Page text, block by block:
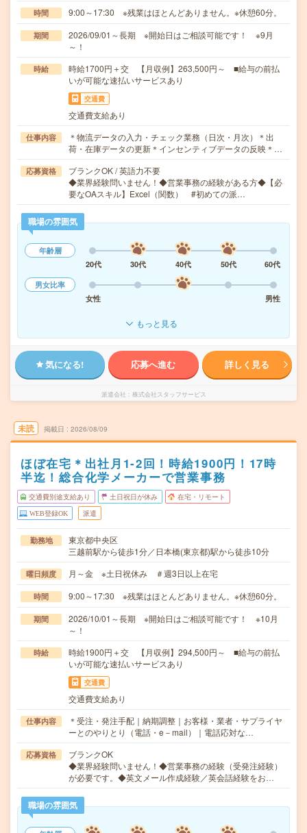
時間 9:00～17:30 ※残業はほとんどありません。※休憩60分。
期間
2026/09/01～長期 ※開始日はご相談可能です！ ※9月
～！
時給
時給1700円＋交 【月収例】263,500円～ ■給与の前払
いが可能な速払いサービスあり
交通費
交通費支給あり
仕事内容
＊物流データの入力・チェック業務（日次・月次）＊出
荷・在庫データの更新＊インセンティブデータの反映＊…
応募資格
ブランクOK / 英語力不要
◆業界経験問いません！◆営業事務の経験がある方◆【必
要なOAスキル】Excel（関数） #初めての派…
職場の雰囲気
年齢層
20代
30代 40代 50代
60代
男女比率
女性
男性
もっと見る
気になる! 応募へ進む 詳しく見る
派遣会社 株式会社スタッフサービス
未読 掲載日 2026/08/09
ほぼ在宅＊出社月1-2回！時給1900円！17時
半迄！総合化学メーカーで営業事務
交通費別途支給あり 土日祝日が休み 在宅・リモート
WEB登録OK 派遣
勤務地
東京都中央区
三越前駅から徒歩1分／日本橋(東京都)駅から徒歩10分
曜日頻度 月～金 ※土日祝休み ＃週3日以上在宅
時間 9:00～17:30 ※残業はほとんどありません。※休憩60分。
期間
2026/10/01～長期 ※開始日はご相談可能です！ ※10月
～！
時給
時給1900円＋交 【月収例】294,500円～ ■給与の前払
いが可能な速払いサービスあり
交通費
交通費支給あり
仕事内容
＊受注・発注手配｜納期調整｜お客様・業者・サプライヤ
ーとのやりとり（電話・e－mail）｜電話応対な…
応募資格
ブランクOK
◆業界経験問いません！◆営業事務の経験（受発注経験）
が必要です。◆英文メール作成経験／英会話経験をお…
職場の雰囲気